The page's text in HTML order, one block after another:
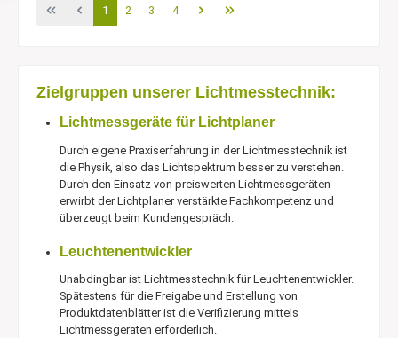
1 2 3 4
Zielgruppen unserer Lichtmesstechnik:
Lichtmessgeräte für Lichtplaner
Durch eigene Praxiserfahrung in der Lichtmesstechnik ist
die Physik, also das Lichtspektrum besser zu verstehen.
Durch den Einsatz von preiswerten Lichtmessgeräten
erwirbt der Lichtplaner verstärkte Fachkompetenz und
überzeugt beim Kundengespräch.
Leuchtenentwickler
Unabdingbar ist Lichtmesstechnik für Leuchtenentwickler.
Spätestens für die Freigabe und Erstellung von
Produktdatenblätter ist die Verifizierung mittels
Lichtmessgeräten erforderlich.